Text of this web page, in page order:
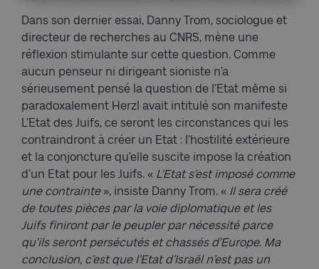
Dans son dernier essai, Danny Trom, sociologue et
directeur de recherches au CNRS, mène une
réflexion stimulante sur cette question. Comme
aucun penseur ni dirigeant sioniste n’a
sérieusement pensé la question de l’Etat même si
paradoxalement Herzl avait intitulé son manifeste
L’Etat des Juifs, ce seront les circonstances qui les
contraindront à créer un Etat : l’hostilité extérieure
et la conjoncture qu’elle suscite impose la création
d’un Etat pour les Juifs. « L’Etat s’est imposé comme
une contrainte», insiste Danny Trom. « Il sera créé
de toutes pièces par la voie diplomatique et les
Juifs finiront par le peupler par nécessité parce
qu’ils seront persécutés et chassés d’Europe. Ma
conclusion, c’est que l’Etat d’Israël n’est pas un